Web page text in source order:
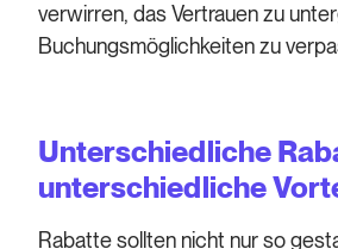
verwirren, das Vertrauen zu
Buchungsmöglichkeiten zu
Unterschiedliche
unterschiedliche
Rabatte sollten nicht nur so